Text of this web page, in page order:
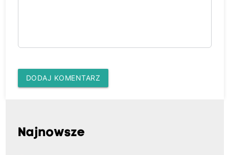
DODAJ KOMENTARZ
Najnowsze